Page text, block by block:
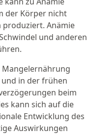
der Körper nicht
Anämie
und anderen
Mangelernährung
in der frühen
beim
kann sich auf die
Entwicklung des
Auswirkungen